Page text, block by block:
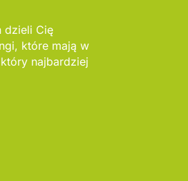
dzieli Cię
które mają w
najbardziej